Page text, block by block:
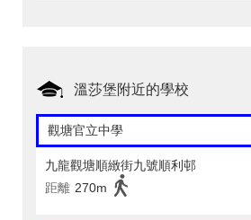
溫莎堡附近的學校
觀塘官立中學
九龍觀塘順緻街九號順利邨
距離 270m